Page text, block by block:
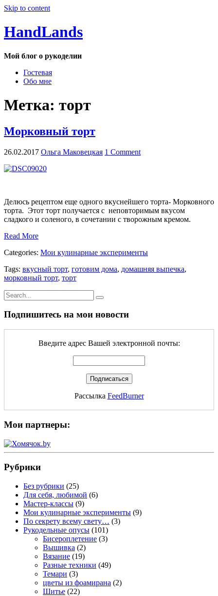
Skip to content
HandLands
Мой блог о рукоделии
Гостевая
Обо мне
Метка: торт
Морковный торт
26.02.2017 Ольга Маковецкая 1 Comment
Делюсь рецептом еще одного вкуснейшего торта- Морковного
торта. Этот торт получается с неповторимым вкусом
сладкого и соленого, в сочетании с творожным кремом.
Read More
Categories: Мои кулинарные эксперименты
Tags: вкусный торт, готовим дома, домашняя выпечка,
морковный торт, торт
Подпишитесь на мои новости
Введите адрес Вашей электронной почты:
Рассылка FeedBurner
Мои партнеры:
Рубрики
Без рубрики (25)
Для себя, любимой (6)
Мастер-классы (9)
Мои кулинарные эксперименты (9)
По секрету всему свету… (3)
Рукодельные опусы (101)
Бисероплетение (3)
Вышивка (2)
Вязание (19)
Разные техники (49)
Темари (3)
цветы из фоамирана (2)
Шитье (22)